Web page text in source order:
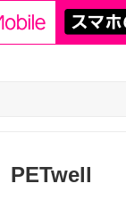
PETwell